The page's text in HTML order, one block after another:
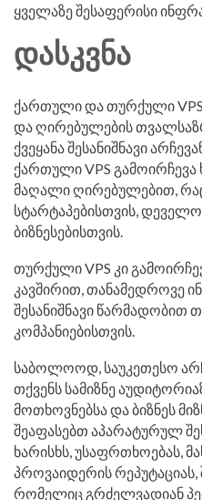
ყველაზე შესაფერისი
ᲓᲐᲡᲙᲕᲜᲐ
ქართული და თურქული
და ღირებულების
ქვეყანა შესანიშნავი
ქართული VPS
მაღალი ღირებულებით,
სტარტაპებისთვის,
ბიზნესებისთვის.
თურქული VPS კი
კავშირით, თანამედროვე
შესანიშნავი წარმადობით
კომპანიებისთვის.
საბოლოოდ, საუკეთესო
თქვენს სამიზნე
მოთხოვნებსა და ბიზნეს
შეაფასებთ აპარატურულ
ხარისხს, უსაფრთხოებას,
პროვაიდერის
რომელიც გრძელვადიან